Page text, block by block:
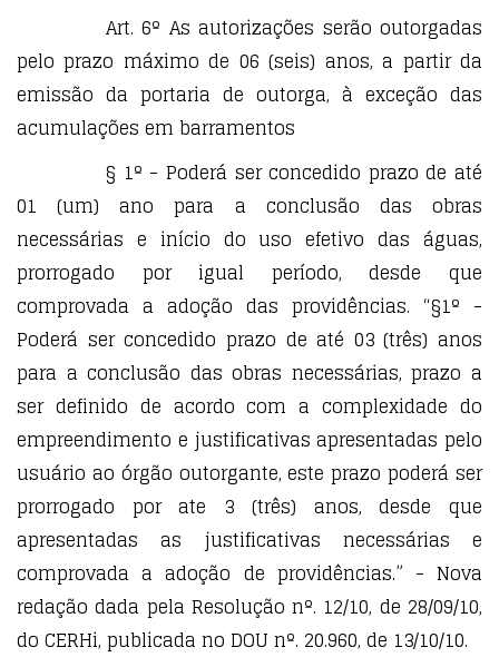
Art. 6º As autorizações serão outorgadas
pelo prazo máximo de 06 (seis) anos, a partir da
emissão da portaria de outorga, à exceção das
acumulações em barramentos
§ 1º - Poderá ser concedido prazo de até
01 (um) ano para a conclusão das obras
necessárias e início do uso efetivo das águas,
prorrogado por igual período, desde que
comprovada a adoção das providências. “§1º -
Poderá ser concedido prazo de até 03 (três) anos
para a conclusão das obras necessárias, prazo a
ser definido de acordo com a complexidade do
empreendimento e justificativas apresentadas pelo
usuário ao órgão outorgante, este prazo poderá ser
prorrogado por ate 3 (três) anos, desde que
apresentadas as justificativas necessárias e
comprovada a adoção de providências.” - Nova
redação dada pela Resolução nº. 12/10, de 28/09/10,
do CERHi, publicada no DOU nº. 20.960, de 13/10/10.